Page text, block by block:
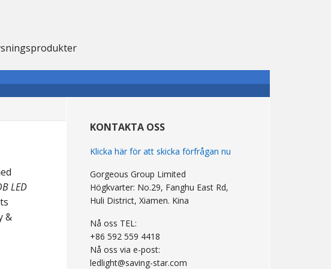
LED
&
Sidebar
KONTAKTA OSS
Klicka här för att skicka förfrågan nu
Gorgeous Group Limited
Högkvarter: No.29, Fanghu East Rd,
Huli District, Xiamen. Kina
Nå oss TEL:
+86 592 559 4418
Nå oss via e-post:
ledlight@saving-star.com